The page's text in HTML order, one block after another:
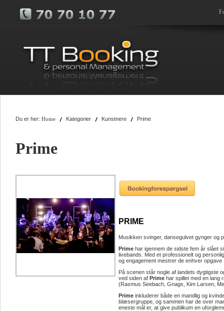
Du er her: Home Kategorier Kunstnere Prime
Prime
PRIME
Musikken svinger, dansegulvet gynger og
Prime har igennem de sidste fem år slået
livebands. Med et professionelt og
og engagement mestrer de enhver
På scenen står nogle af landets dygtigste
ved siden af Prime har spillet med en lang
(Rasmus Seebach, Gnags, Kim Larsen,
Prime inkluderer både en mandlig og
blæsergruppe, og sammen har de over
eneste mål er, at give publikum en